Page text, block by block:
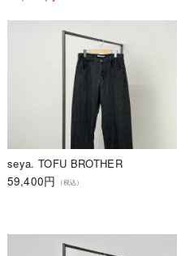
seya. TOFU BROTHER
59,400円
（税込）